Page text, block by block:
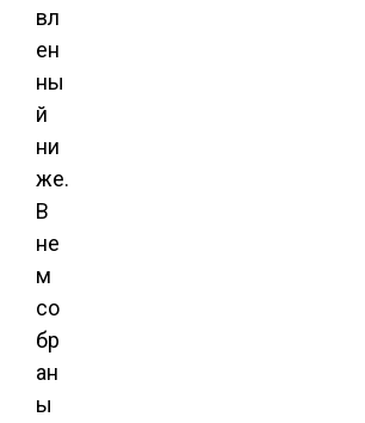
вл
ен
ны
й
ни
же.
В
не
м
со
бр
ан
ы